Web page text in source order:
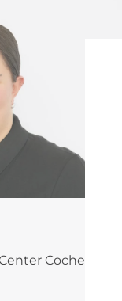
Cochem